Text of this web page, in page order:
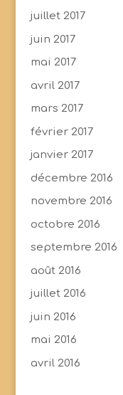
juillet 2017
juin 2017
mai 2017
avril 2017
mars 2017
février 2017
janvier 2017
décembre 2016
novembre 2016
octobre 2016
septembre 2016
août 2016
juillet 2016
juin 2016
mai 2016
avril 2016